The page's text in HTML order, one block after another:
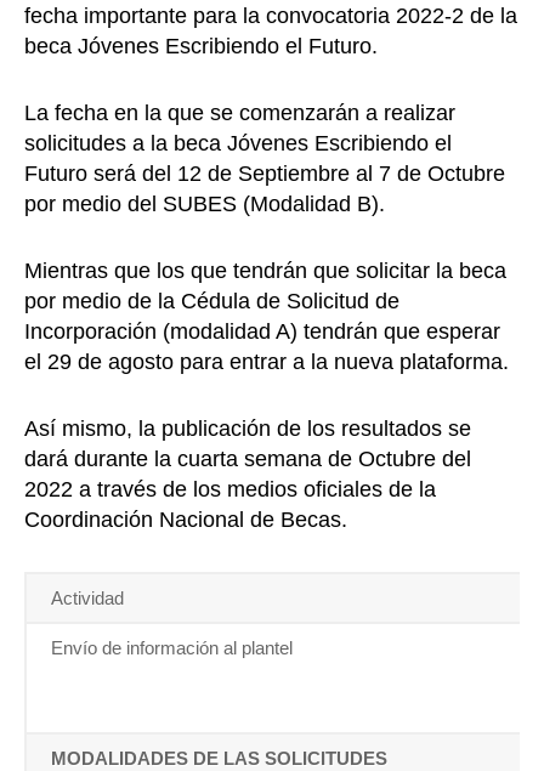
fecha importante para la convocatoria 2022-2 de la
beca Jóvenes Escribiendo el Futuro.
La fecha en la que se comenzarán a realizar
solicitudes a la beca Jóvenes Escribiendo el
Futuro será del 12 de Septiembre al 7 de Octubre
por medio del SUBES (Modalidad B).
Mientras que los que tendrán que solicitar la beca
por medio de la Cédula de Solicitud de
Incorporación (modalidad A) tendrán que esperar
el 29 de agosto para entrar a la nueva plataforma.
Así mismo, la publicación de los resultados se
dará durante la cuarta semana de Octubre del
2022 a través de los medios oficiales de la
Coordinación Nacional de Becas.
Actividad
Envío de información al plantel
MODALIDADES DE LAS SOLICITUDES